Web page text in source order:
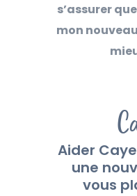
s’assurer
mon
Aider
une
vous